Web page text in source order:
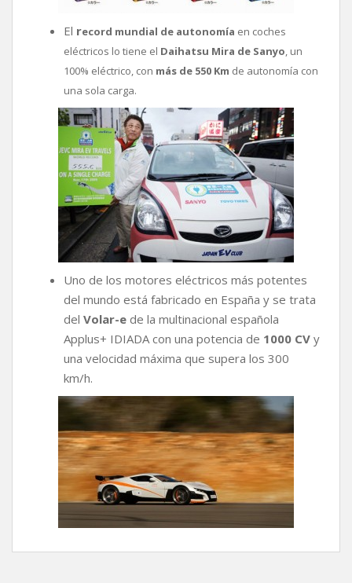
El record mundial de autonomía en coches
eléctricos lo tiene el Daihatsu Mira de Sanyo, un
100% eléctrico, con más de 550 Km de autonomía con
una sola carga.
Uno de los motores eléctricos más potentes
del mundo está fabricado en España y se trata
del Volar-e de la multinacional española
Applus+ IDIADA con una potencia de 1000 CV y
una velocidad máxima que supera los 300
km/h.